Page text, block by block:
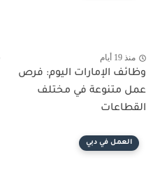
منذ 19 أيام
وظائف الإمارات اليوم: فرص
عمل متنوعة في مختلف
القطاعات
العمل في دبي